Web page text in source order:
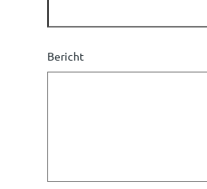
Bericht